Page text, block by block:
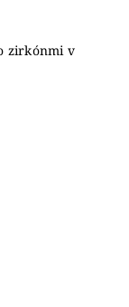
zirkónmi v